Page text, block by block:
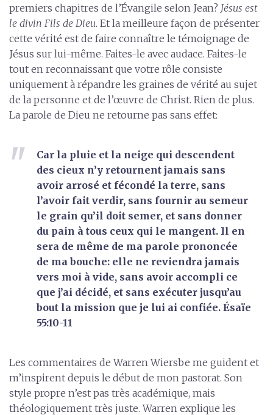
premiers chapitres de l’Évangile selon Jean? Jésus est
le divin Fils de Dieu. Et la meilleure façon de présenter
cette vérité est de faire connaître le témoignage de
Jésus sur lui-même. Faites-le avec audace. Faites-le
tout en reconnaissant que votre rôle consiste
uniquement à répandre les graines de vérité au sujet
de la personne et de l’œuvre de Christ. Rien de plus.
La parole de Dieu ne retourne pas sans effet:
Car la pluie et la neige qui descendent
des cieux n’y retournent jamais sans
avoir arrosé et fécondé la terre, sans
l’avoir fait verdir, sans fournir au semeur
le grain qu’il doit semer, et sans donner
du pain à tous ceux qui le mangent. Il en
sera de même de ma parole prononcée
de ma bouche: elle ne reviendra jamais
vers moi à vide, sans avoir accompli ce
que j’ai décidé, et sans exécuter jusqu’au
bout la mission que je lui ai confiée. Ésaïe
55:10-11
Les commentaires de Warren Wiersbe me guident et
m’inspirent depuis le début de mon pastorat. Son
style propre n’est pas très académique, mais
théologiquement très juste. Warren explique les